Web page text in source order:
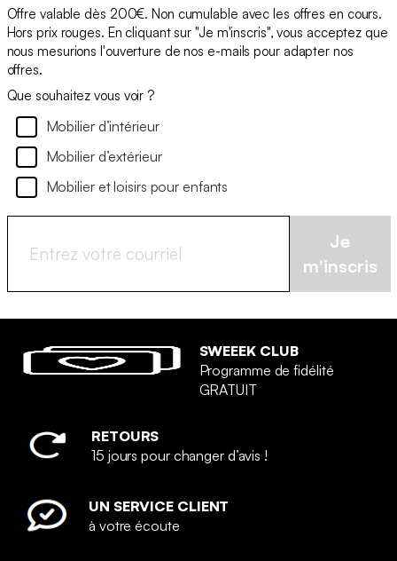
Offre valable dès 200€. Non cumulable avec les offres en cours.
Hors prix rouges. En cliquant sur "Je m'inscris", vous acceptez que
nous mesurions l'ouverture de nos e-mails pour adapter nos
offres.
Que souhaitez vous voir ?
Mobilier d’intérieur
Mobilier d’extérieur
Mobilier et loisirs pour enfants
Je
m'inscris
SWEEEK CLUB
Programme de fidélité
GRATUIT
RETOURS
15 jours pour changer d’avis !
UN SERVICE CLIENT
à votre écoute